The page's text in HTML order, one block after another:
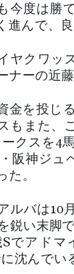
今度は勝
進んで、
ヤクワッ
ナーの近
金を投じ
もまた、
クスを4
阪神ジュ
た。
ルバは10
鋭い末脚
Sでアド
沈んでい